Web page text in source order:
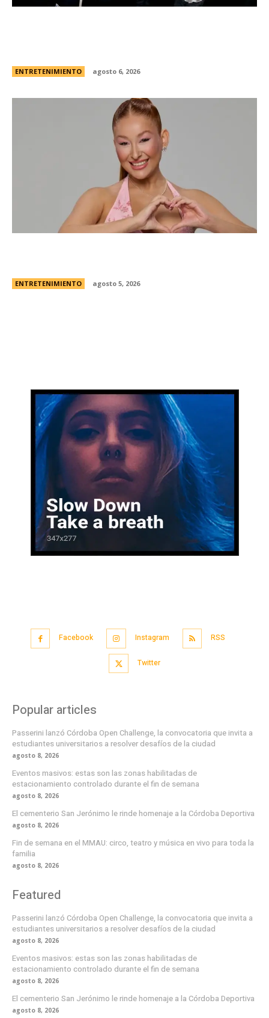
ENTRETENIMIENTO agosto 6, 2026
ENTRETENIMIENTO agosto 5, 2026
Facebook Instagram RSS
Twitter
Popular articles
Passerini lanzó Córdoba Open Challenge, la convocatoria que invita a
estudiantes universitarios a resolver desafíos de la ciudad
agosto 8, 2026
Eventos masivos: estas son las zonas habilitadas de
estacionamiento controlado durante el fin de semana
agosto 8, 2026
El cementerio San Jerónimo le rinde homenaje a la Córdoba Deportiva
agosto 8, 2026
Fin de semana en el MMAU: circo, teatro y música en vivo para toda la
familia
agosto 8, 2026
Featured
Passerini lanzó Córdoba Open Challenge, la convocatoria que invita a
estudiantes universitarios a resolver desafíos de la ciudad
agosto 8, 2026
Eventos masivos: estas son las zonas habilitadas de
estacionamiento controlado durante el fin de semana
agosto 8, 2026
El cementerio San Jerónimo le rinde homenaje a la Córdoba Deportiva
agosto 8, 2026